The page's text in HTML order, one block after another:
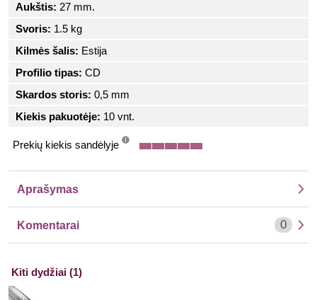
Aukštis: 27 mm.
Svoris: 1.5 kg
Kilmės šalis: Estija
Profilio tipas: CD
Skardos storis: 0,5 mm
Kiekis pakuotėje: 10 vnt.
Prekių kiekis sandėlyje
Aprašymas
Komentarai 0
Kiti dydžiai (1)